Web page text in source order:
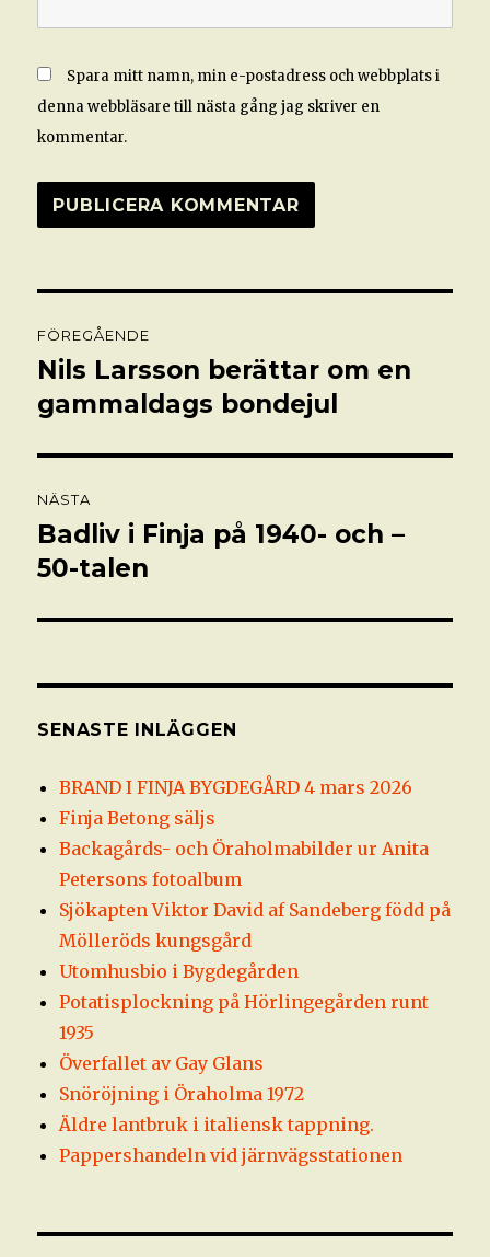
Spara mitt namn, min e-postadress och webbplats i
denna webbläsare till nästa gång jag skriver en
kommentar.
FÖREGÅENDE
Föregående
inlägg:
Nils Larsson berättar om en
gammaldags bondejul
NÄSTA
Nästa
inlägg:
Badliv i Finja på 1940- och –
50-talen
SENASTE INLÄGGEN
BRAND I FINJA BYGDEGÅRD 4 mars 2026
Finja Betong säljs
Backagårds- och Öraholmabilder ur Anita
Petersons fotoalbum
Sjökapten Viktor David af Sandeberg född på
Mölleröds kungsgård
Utomhusbio i Bygdegården
Potatisplockning på Hörlingegården runt
1935
Överfallet av Gay Glans
Snöröjning i Öraholma 1972
Äldre lantbruk i italiensk tappning.
Pappershandeln vid järnvägsstationen